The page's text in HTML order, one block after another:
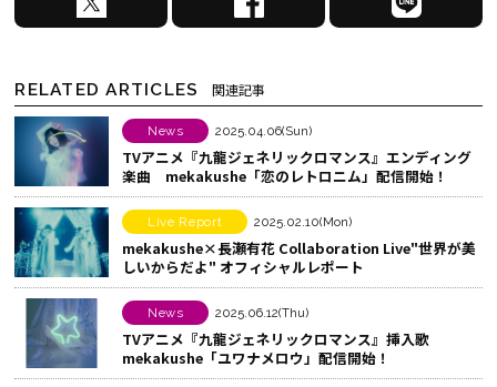
で
ア
a
b
o
o
k
で
シ
ェ
す
る
I
ェ
ア
RELATED ARTICLES 関連記事
News 2025.04.06(Sun)
TVアニメ『九龍ジェネリックロマンス』エンディング
楽曲 mekakushe「恋のレトロニム」配信開始！
Live Report 2025.02.10(Mon)
mekakushe×長瀬有花 Collaboration Live"世界が美
しいからだよ" オフィシャルレポート
News 2025.06.12(Thu)
TVアニメ『九龍ジェネリックロマンス』挿入歌
mekakushe「ユワナメロウ」配信開始！